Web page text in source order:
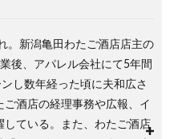
。新潟亀田わたご酒店店主の
後、アパレル会社にて5年間
し数年経った頃に夫和広さ
酒店の経理事務や広報、イ
ている。また、わたご酒店